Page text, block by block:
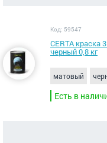
Код: 59547
CERTA краска
черный 0,8 кг
матовый
Есть в